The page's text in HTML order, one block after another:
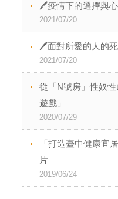
🖊疫情下的選擇與
2021/07/20
🖊面對所愛的人的
2021/07/20
從「N號房」性奴
遊戲」
2020/07/29
「打造臺中健康宜
片
2019/06/24